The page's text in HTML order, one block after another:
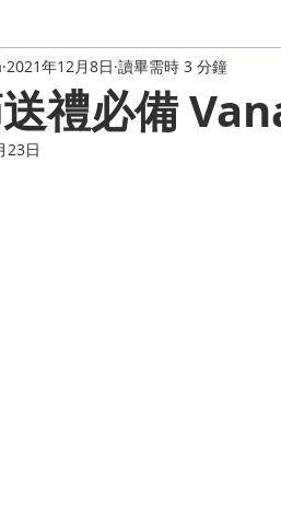
禮必備
2021年12月8日 讀畢需時 3 分鐘
23日